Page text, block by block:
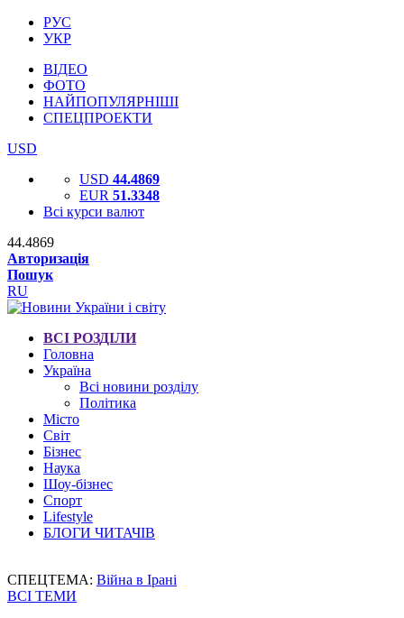
РУС
УКР
ВІДЕО
ФОТО
НАЙПОПУЛЯРНІШІ
СПЕЦПРОЕКТИ
USD
USD 44.4869
EUR 51.3348
Всі курси валют
44.4869
Авторизація
Пошук
RU
ВСІ РОЗДІЛИ
Головна
Україна
Всі новини розділу
Політика
Місто
Світ
Бізнес
Наука
Шоу-бізнес
Спорт
Lifestyle
БЛОГИ ЧИТАЧІВ
СПЕЦТЕМА: Війна в Ірані
ВСІ ТЕМИ